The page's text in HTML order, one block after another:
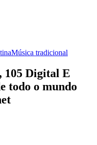
Música tradicional
105 Digital E
todo o mundo